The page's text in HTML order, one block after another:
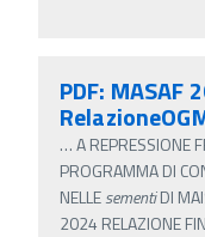
PDF: MASAF
…A REPRESSIONE
PROGRAMMA DI
NELLEsementiDI
2024 RELAZIONE